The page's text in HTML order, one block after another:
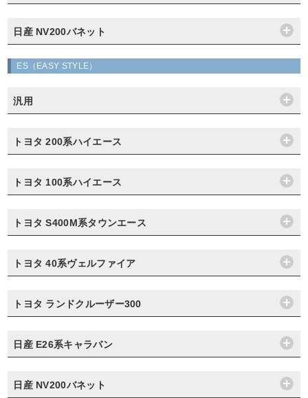
日産 NV200バネット
ES（EASY STYLE）
汎用
トヨタ 200系ハイエース
トヨタ 100系ハイエース
トヨタ S400M系タウンエース
トヨタ 40系ヴェルファイア
トヨタ ランドクルーザー300
日産 E26系キャラバン
日産 NV200バネット